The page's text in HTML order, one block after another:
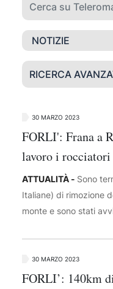
RICERCA
30 MARZO 2023
FORLI': Frana a
lavoro i
ATTUALITÀ - Sono
Italiane) di rimozione
monte e sono stati
67 “Tosco
Casciano, in
rocciatori al lavoro per
30 MARZO 2023
FORLI’: 140km